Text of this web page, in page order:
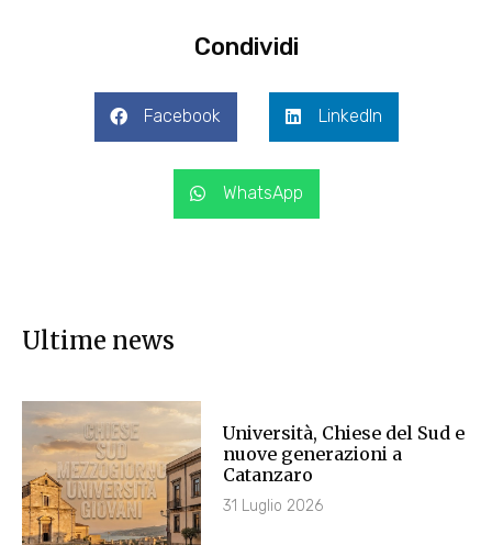
Condividi
Facebook LinkedIn
WhatsApp
Ultime news
Università, Chiese del Sud e
nuove generazioni a
Catanzaro
31 Luglio 2026